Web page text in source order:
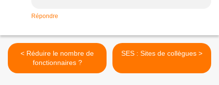
Répondre
< Réduire le nombre de
fonctionnaires ?
SES : Sites de collègues >